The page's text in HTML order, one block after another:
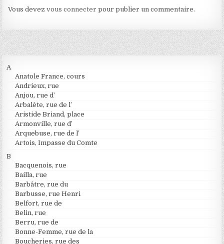
Vous devezvous connecter pour publier un commentaire.
A
Anatole France, cours
Andrieux, rue
Anjou, rue d’
Arbalète, rue de l’
Aristide Briand, place
Armonville, rue d’
Arquebuse, rue de l’
Artois, Impasse du Comte
B
Bacquenois, rue
Bailla, rue
Barbâtre, rue du
Barbusse, rue Henri
Belfort, rue de
Belin, rue
Berru, rue de
Bonne-Femme, rue de la
Boucheries, rue des